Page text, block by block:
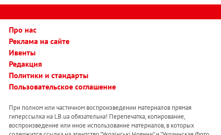
Про нас
Реклама на сайте
Ивенты
Редакция
Политики и стандарты
Пользовательское соглашение
При полном или частичном воспроизведении материалов прямая
гиперссылка на LB.ua обязательна! Перепечатка, копирование,
воспроизведение или иное использование материалов, в которых